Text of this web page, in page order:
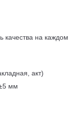
качества на каждом
акт)
мм